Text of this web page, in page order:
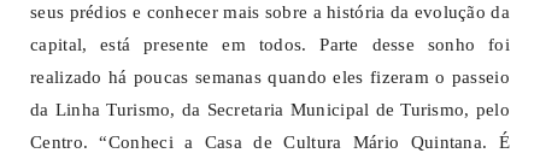
seus prédios e conhecer mais sobre a história da evolução da
capital, está presente em todos. Parte desse sonho foi
realizado há poucas semanas quando eles fizeram o passeio
da Linha Turismo, da Secretaria Municipal de Turismo, pelo
Centro. “Conheci a Casa de Cultura Mário Quintana. É